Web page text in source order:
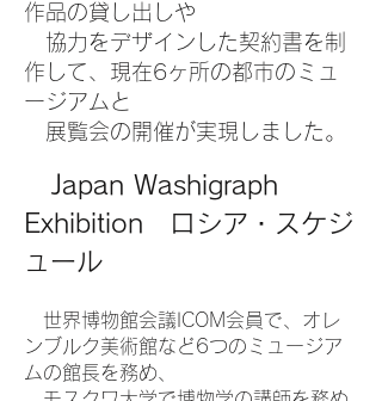
作品の貸し出しや
協力をデザインした契約書を制
作して、現在6ヶ所の都市のミュ
ージアムと
展覧会の開催が実現しました。
Japan Washigraph
Exhibition ロシア・スケジ
ュール
世界博物館会議ICOM会員で、オレ
ンブルク美術館など6つのミュージア
ムの館長を務め、